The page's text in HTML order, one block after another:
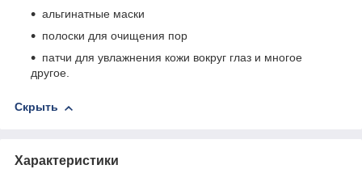
альгинатные маски
полоски для очищения пор
патчи для увлажнения кожи вокруг глаз и многое
другое.
Скрыть
Характеристики